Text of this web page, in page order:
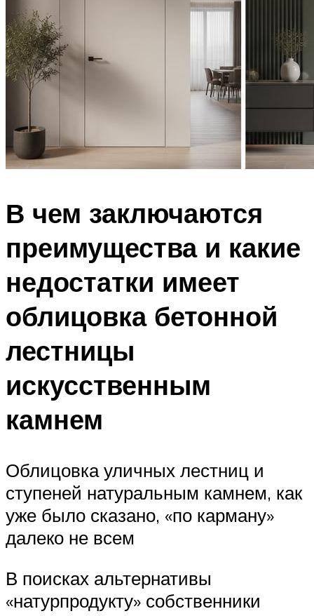
В чем заключаются
преимущества и какие
недостатки имеет
облицовка бетонной
лестницы
искусственным
камнем
Облицовка уличных лестниц и
ступеней натуральным камнем, как
уже было сказано, «по карману»
далеко не всем
В поисках альтернативы
«натурпродукту» собственники